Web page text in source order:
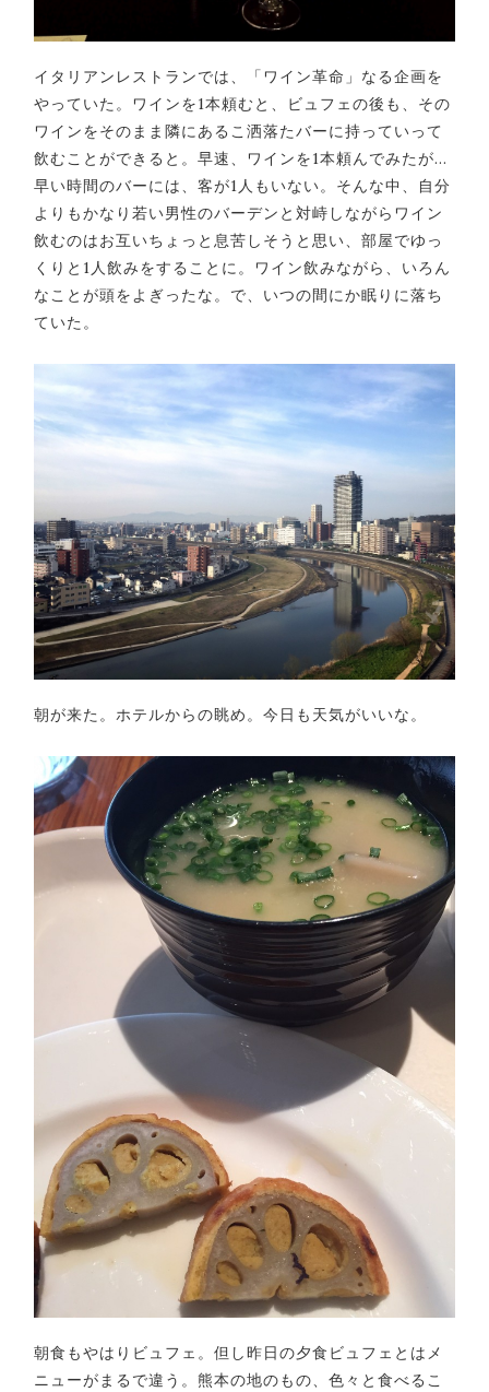
イタリアンレストランでは、「ワイン革命」なる企画を
やっていた。ワインを1本頼むと、ビュフェの後も、その
ワインをそのまま隣にあるこ洒落たバーに持っていって
飲むことができると。早速、ワインを1本頼んでみたが…
早い時間のバーには、客が1人もいない。そんな中、自分
よりもかなり若い男性のバーデンと対峙しながらワイン
飲むのはお互いちょっと息苦しそうと思い、部屋でゆっ
くりと1人飲みをすることに。ワイン飲みながら、いろん
なことが頭をよぎったな。で、いつの間にか眠りに落ち
ていた。
朝が来た。ホテルからの眺め。今日も天気がいいな。
朝食もやはりビュフェ。但し昨日の夕食ビュフェとはメ
ニューがまるで違う。熊本の地のもの、色々と食べるこ